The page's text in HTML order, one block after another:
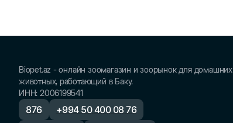
Biopet.az - онлайн зоомагазин и зоорынок для домашних
животных, работающий в Баку.
ИНН: 2006199541
876 +994 50 400 08 76